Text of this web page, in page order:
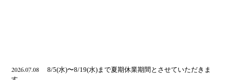
2026.07.08
8/5(水)〜8/19(水)まで夏期休業期間とさせていただきま